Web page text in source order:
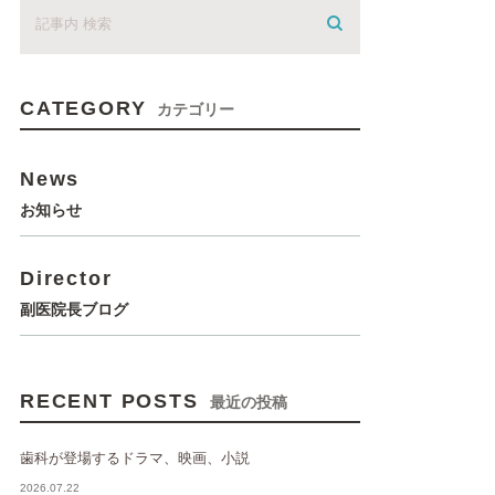
CATEGORY カテゴリー
News
お知らせ
Director
副医院長ブログ
RECENT POSTS 最近の投稿
歯科が登場するドラマ、映画、小説
2026.07.22